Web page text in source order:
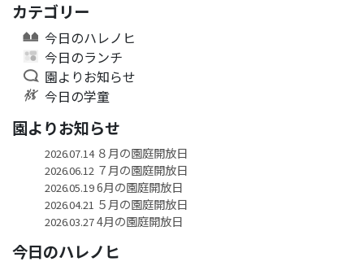
カテゴリー
今日のハレノヒ
今日のランチ
園よりお知らせ
今日の学童
園よりお知らせ
2026.07.14８月の園庭開放日
2026.06.12 ７月の園庭開放日
2026.05.196月の園庭開放日
2026.04.21 ５月の園庭開放日
2026.03.274月の園庭開放日
今日のハレノヒ